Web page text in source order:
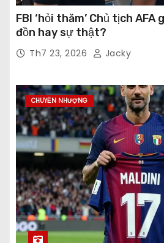
FBI ‘hỏi thăm’ Chủ tịch
đồn hay sự thật?
Th7 23, 2026 Jacky
CHUYỂN NHƯỢNG